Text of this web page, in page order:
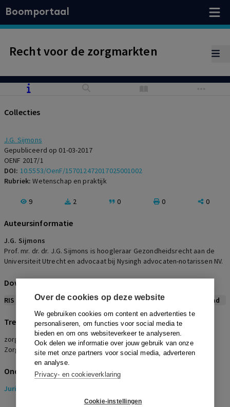
Over de cookies op deze website
We gebruiken cookies om content en advertenties te
personaliseren, om functies voor social media te
bieden en om ons websiteverkeer te analyseren.
Ook delen we informatie over jouw gebruik van onze
site met onze partners voor social media, adverteren
en analyse.
Privacy- en cookieverklaring
Cookie-instellingen
Boomportaal
Recht voor de zorgmarkten
Collecties
J.G. Sijmons
Gepubliceerd op 01-03-2017
OENF 2017/1
DOI: 10.5553/OenF/157012472017025001002
Rubriek:Wetenschap en praktijk
9 2 0 0 0
Auteursinformatie
J.G. Sijmons
Prof. mr. dr. dr. J.G. Sijmons is hoogleraar Gezondheidsrecht aan de
Universiteit Utrecht en advocaat bij Nysingh advocaten-notarissen NV.
Download citeerwijze bij dit artikel
RIS BibTex APA Vancouver Leidraad
Trefwoorden
zorgmarkten, zorginstellingen, gezondheidsrecht,
Zorgverzekeringswet, zorginkoop
Onderwerpen
Juridisch